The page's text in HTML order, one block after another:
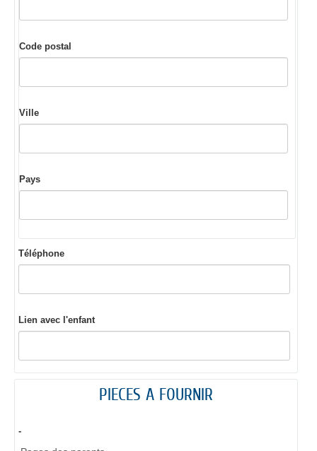
Code postal
Ville
Pays
Téléphone
Lien avec l'enfant
PIECES A FOURNIR
-